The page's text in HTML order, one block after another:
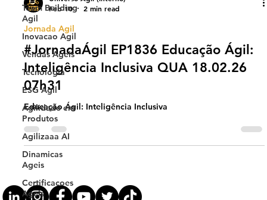
Team Building
Agil
Inovacao Agil
Vendas Ageis
Tecnologia
ESG Agil
Agilidade em
Produtos
Agilizaaa AI
Dinamicas
Ageis
Certificacoes
Ageis
Feb 10
Jornada Agil
#JornadaÁgil EP1836 Educação Ágil:
Inteligência Inclusiva QUA 18.02.26
07h31
Educação Ágil: Inteligência Inclusiva